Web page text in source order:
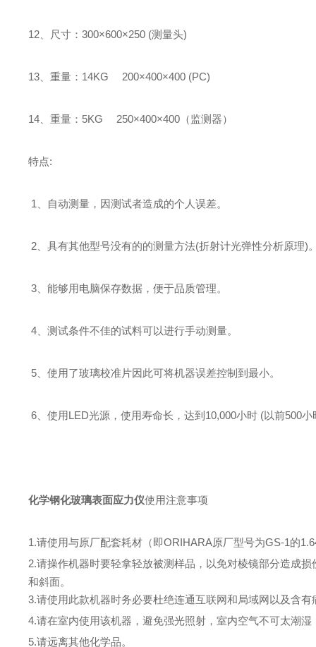
12、尺寸：300×600×250 (测量头)
13、重量：14KG 200×400×400 (PC)
14、重量：5KG 250×400×400（监测器）
特点:
1、自动测量，因测试者造成的个人误差。
2、具有其他型号没有的的测量方法(折射计光弹性分析原理)
3、能够用电脑保存数据，便于品质管理。
4、测试条件不佳的试料可以进行手动测量。
5、使用了玻璃校准片因此可将机器误差控制到最小。
6、使用LED光源，使用寿命长，达到10,000小时 (以前500小
化学钢化玻璃表面应力仪使用注意事项
1.请使用与原厂配套耗材（即ORIHARA原厂型号为GS-1的
2.请操作机器时要轻拿轻放被测样品，以免对棱镜部分造成
和斜面。
3.请使用此款机器时务必要杜绝连通互联网和局域网以及含
4.请在室内使用该机器，避免强光照射，室内空气不可太潮
5.请远离其他化学品。